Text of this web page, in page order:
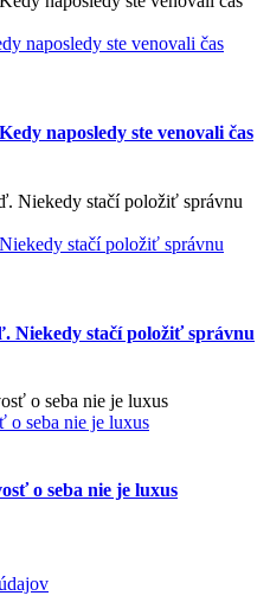
naposledy ste venovali čas
naposledy ste venovali čas
stačí položiť správnu
Niekedy stačí položiť správnu
o seba nie je luxus
o seba nie je luxus